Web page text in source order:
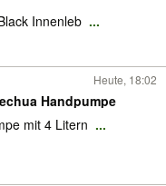
Innenleb ...
Heute, 18:02
Handpumpe
mit 4 Litern ...